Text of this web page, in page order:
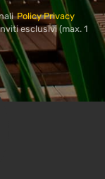
Policy Privacy
esclusivi (max. 1